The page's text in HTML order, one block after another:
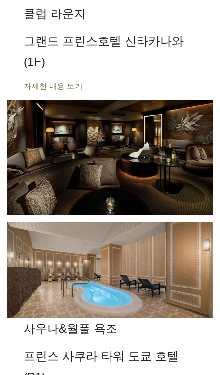
클럽 라운지
그랜드 프린스호텔 신타카나와
(1F)
자세한 내용 보기
사우나&월풀 욕조
프린스 사쿠라 타워 도쿄 호텔